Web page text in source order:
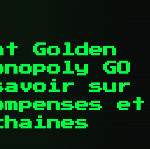
Golden
GO
sur
et